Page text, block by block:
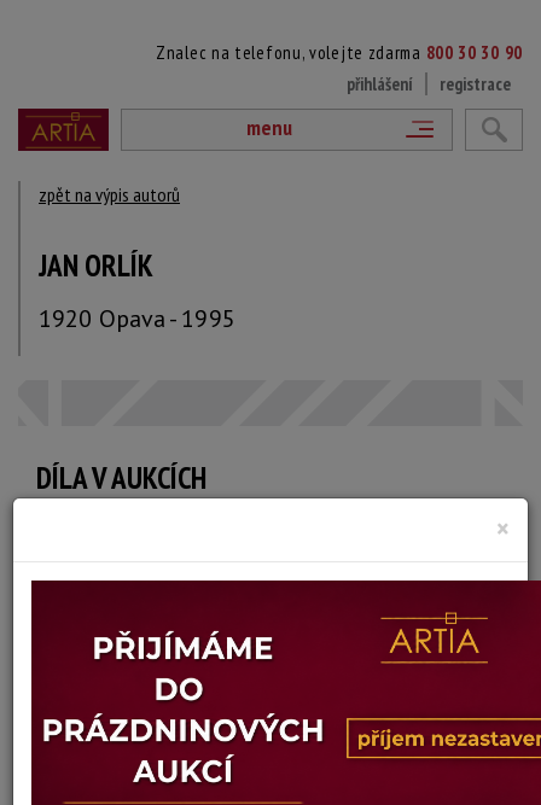
Znalec na telefonu, volejte zdarma 800 30 30 90
přihlášení
registrace
menu
zpět na výpis autorů
JAN ORLÍK
1920 Opava - 1995
DÍLA V AUKCÍCH
Autor:Jan Orlík
Aktuální cena:400 Kč
Minimální příhoz: 100 Kč
Vyvolávací cena: 400 Kč
Konec dražby:10.08.2026 21:14 SELČ
×